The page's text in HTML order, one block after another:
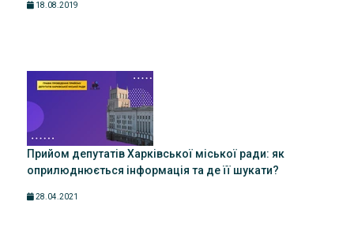
18.08.2019
Прийом депутатів Харківської міської ради: як
оприлюднюється інформація та де її шукати?
28.04.2021